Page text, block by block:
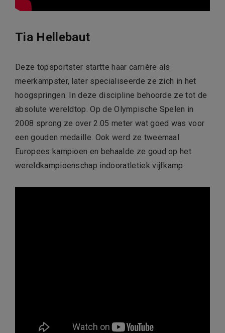
Tia Hellebaut
Deze topsportster startte haar carrière als
meerkampster, later specialiseerde ze zich in het
hoogspringen. In deze discipline behoorde ze tot de
absolute wereldtop. Op de Olympische Spelen in
2008 sprong ze over 2.05 meter wat goed was voor
een gouden medaille. Ook werd ze tweemaal
Europees kampioen en behaalde ze goud op het
wereldkampioenschap indooratletiek vijfkamp.